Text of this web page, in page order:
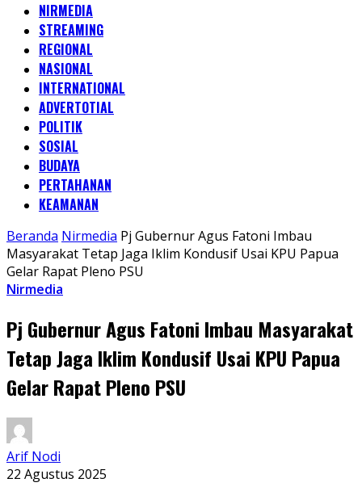
NIRMEDIA
STREAMING
REGIONAL
NASIONAL
INTERNATIONAL
ADVERTOTIAL
POLITIK
SOSIAL
BUDAYA
PERTAHANAN
KEAMANAN
Beranda Nirmedia Pj Gubernur Agus Fatoni Imbau
Masyarakat Tetap Jaga Iklim Kondusif Usai KPU Papua
Gelar Rapat Pleno PSU
Nirmedia
Pj Gubernur Agus Fatoni Imbau Masyarakat
Tetap Jaga Iklim Kondusif Usai KPU Papua
Gelar Rapat Pleno PSU
Arif Nodi
22 Agustus 2025